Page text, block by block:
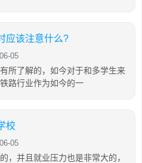
应该注意什么?
05
所了解的，如今对于和多学生来
路行业作为如今的一
校
05
，并且就业压力也是非常大的，